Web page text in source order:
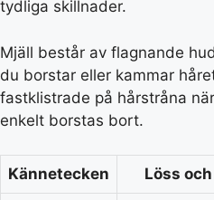
tydliga skillnader.
Mjäll består av flagnande
du borstar eller kammar
fastklistrade på hårstråna
enkelt borstas bort.
Kännetecken Löss